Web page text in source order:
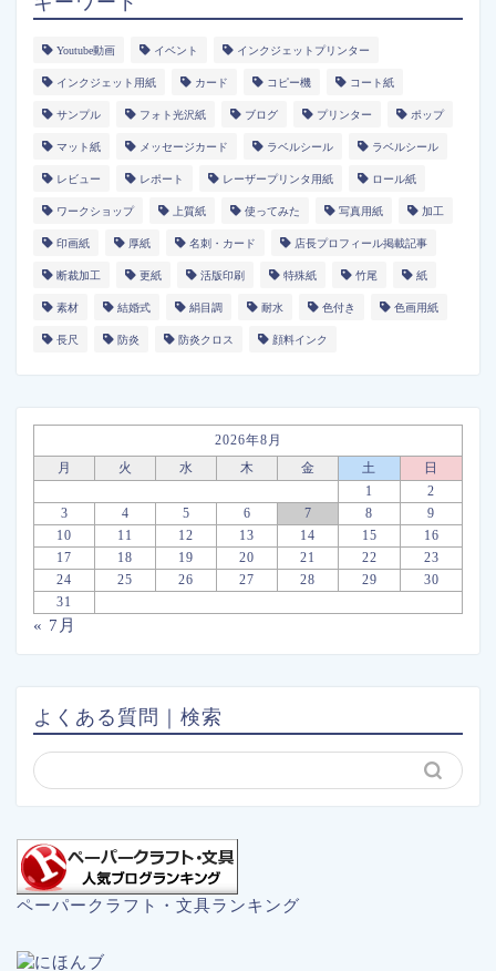
Youtube動画 イベント インクジェットプリンター
インクジェット用紙 カード コピー機 コート紙
サンプル フォト光沢紙 ブログ プリンター ポップ
マット紙 メッセージカード ラベルシール ラベルシール
レビュー レポート レーザープリンタ用紙 ロール紙
ワークショップ 上質紙 使ってみた 写真用紙 加工
印画紙 厚紙 名刺・カード 店長プロフィール掲載記事
断裁加工 更紙 活版印刷 特殊紙 竹尾 紙
素材 結婚式 絹目調 耐水 色付き 色画用紙
長尺 防炎 防炎クロス 顔料インク
2026年8月
月
火 水 木 金 土
日
1
2
3
4 5 6 7 8
9
10
11 12 13 14 15
16
17
18 19 20 21 22
23
24
25 26 27 28 29
30
31
« 7月
よくある質問｜検索
ペーパークラフト・文具ランキング